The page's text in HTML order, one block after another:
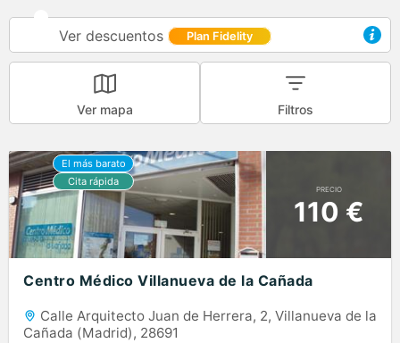
Ver descuentos Plan Fidelity
Ver mapa Filtros
PRECIO
110 €
Centro Médico Villanueva de la Cañada
Calle Arquitecto Juan de Herrera, 2, Villanueva de la
Cañada (Madrid), 28691